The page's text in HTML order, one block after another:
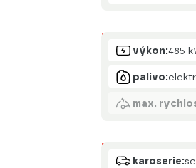
Motor
výkon:485
palivo:
max.
Karoserie
karoserie: